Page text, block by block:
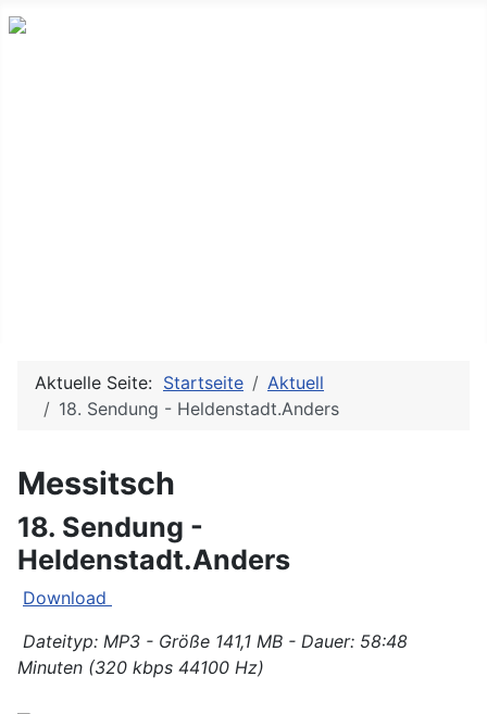
Aktuelle Seite: Startseite
Aktuell
18. Sendung - Heldenstadt.Anders
Messitsch
18. Sendung -
Heldenstadt.Anders
Download
Dateityp: MP3 - Größe 141,1 MB - Dauer: 58:48
Minuten (320 kbps 44100 Hz)